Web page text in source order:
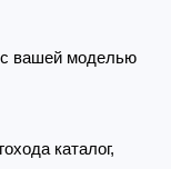
вашей моделью
каталог,